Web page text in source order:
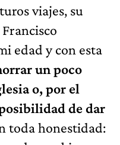
viajes, su
edad y con esta
un poco
o, por el
de dar
toda honestidad: